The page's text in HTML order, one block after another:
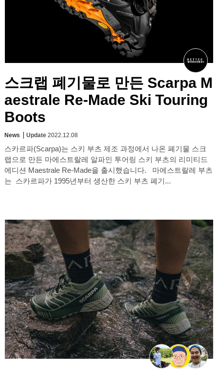
스크랩 폐기물로 만든 Scarpa M
aestrale Re-Made Ski Touring
Boots
News Update 2022.12.08
스카르파(Scarpa)는 스키 부츠 제조 과정에서 나온 폐기물 스크
랩으로 만든 마에스트랄레 알파인 투어링 스키 부츠의 리미티드
에디션 Maestrale Re-Made을 출시했습니다. 마에스트랄레 부츠
는 스카르파가 1995년부터 생산한 스키 부츠 폐기...